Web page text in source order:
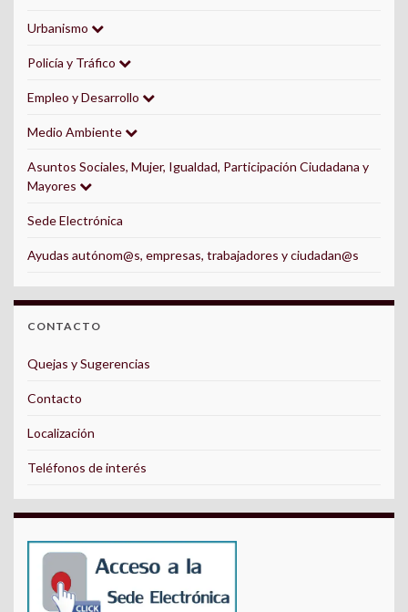
Urbanismo
Policía y Tráfico
Empleo y Desarrollo
Medio Ambiente
Asuntos Sociales, Mujer, Igualdad, Participación Ciudadana y
Mayores
Sede Electrónica
Ayudas autónom@s, empresas, trabajadores y ciudadan@s
CONTACTO
Quejas y Sugerencias
Contacto
Localización
Teléfonos de interés